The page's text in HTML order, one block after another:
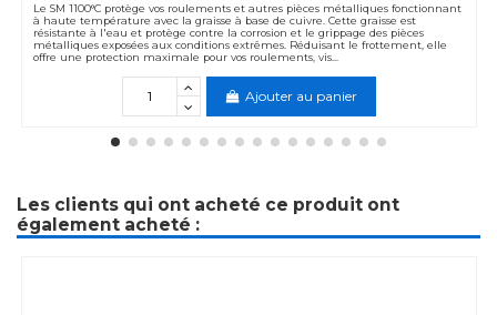
Le SM 1100°C protège vos roulements et autres pièces métalliques fonctionnant
à haute température avec la graisse à base de cuivre. Cette graisse est
résistante à l'eau et protège contre la corrosion et le grippage des pièces
métalliques exposées aux conditions extrêmes. Réduisant le frottement, elle
offre une protection maximale pour vos roulements, vis...
Ajouter au panier
Les clients qui ont acheté ce produit ont
également acheté :